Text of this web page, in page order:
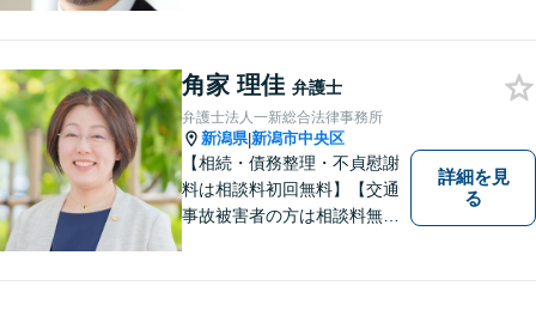
個人の方も法人の方も、お気
軽にご相談ください。
角家 理佳 弁護士
弁護士法人一新総合法律事務所
新潟県|新潟市中央区
【相続・債務整理・不貞慰謝
料は相談料初回無料】【交通
事故被害者の方は相談料無料
詳細を見
る